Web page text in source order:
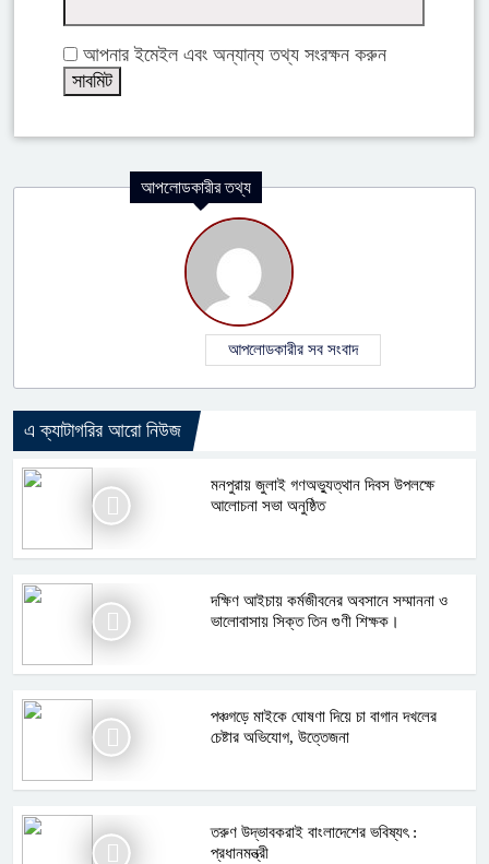
আপনার ইমেইল এবং অন্যান্য তথ্য সংরক্ষন করুন
আপলোডকারীর তথ্য
আপলোডকারীর সব সংবাদ
এ ক্যাটাগরির আরো নিউজ
মনপুরায় জুলাই গণঅভ্যুত্থান দিবস উপলক্ষে
আলোচনা সভা অনুষ্ঠিত
দক্ষিণ আইচায় কর্মজীবনের অবসানে সম্মাননা ও
ভালোবাসায় সিক্ত তিন গুণী শিক্ষক।
পঞ্চগড়ে মাইকে ঘোষণা দিয়ে চা বাগান দখলের
চেষ্টার অভিযোগ, উত্তেজনা
তরুণ উদ্ভাবকরাই বাংলাদেশের ভবিষ্যৎ :
প্রধানমন্ত্রী